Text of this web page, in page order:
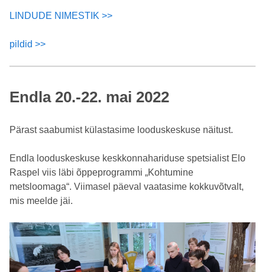
LINDUDE NIMESTIK >>
pildid >>
Endla 20.-22. mai 2022
Pärast saabumist külastasime looduskeskuse näitust.
Endla looduskeskuse keskkonnahariduse spetsialist Elo
Raspel viis läbi õppeprogrammi „Kohtumine
metsloomaga“. Viimasel päeval vaatasime kokkuvõtvalt,
mis meelde jäi.